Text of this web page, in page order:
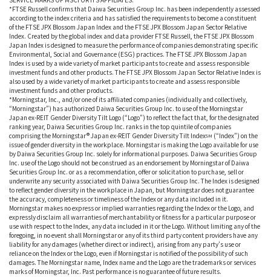
*FTSE Russell confirms that Daiwa Securities Group Inc. has been independently assessed
according to the index criteria and has satisfied the requirements to become a constituent
of the FTSE JPX Blossom Japan Index and the FTSE JPX Blossom Japan Sector Relative
Index. Created by the global index and data provider FTSE Russell, the FTSE JPX Blossom
Japan Index is designed to measure the performance of companies demonstrating specific
Environmental, Social and Governance (ESG) practices. The FTSE JPX Blossom Japan
Index is used by a wide variety of market participants to create and assess responsible
investment funds and other products. The FTSE JPX Blossom Japan Sector Relative Index is
also used by a wide variety of market participants to create and assess responsible
investment funds and other products.
*Morningstar, Inc., and/or one of its affiliated companies (individually and collectively,
“Morningstar”) has authorized Daiwa Securities Group Inc. to use of the Morningstar
Japan ex-REIT Gender Diversity Tilt Logo (“Logo”) to reflect the fact that, for the designated
ranking year, Daiwa Securities Group Inc. ranks in the top quintile of companies
comprising the Morningstar® Japan ex-REIT Gender Diversity Tilt IndexSM (“Index”) on the
issue of gender diversity in the workplace. Morningstar is making the Logo available for use
by Daiwa Securities Group Inc. solely for informational purposes. Daiwa Securities Group
Inc. use of the Logo should not be construed as an endorsement by Morningstar of Daiwa
Securities Group Inc. or as a recommendation, offer or solicitation to purchase, sell or
underwrite any security associated with Daiwa Securities Group Inc. The Index is designed
to reflect gender diversity in the workplace in Japan, but Morningstar does not guarantee
the accuracy, completeness or timeliness of the Index or any data included in it.
Morningstar makes no express or implied warranties regarding the Index or the Logo, and
expressly disclaim all warranties of merchantability or fitness for a particular purpose or
use with respect to the Index, any data included in it or the Logo. Without limiting any of the
foregoing, in no event shall Morningstar or any of its third party content providers have any
liability for any damages (whether direct or indirect), arising from any party’s use or
reliance on the Index or the Logo, even if Morningstar is notified of the possibility of such
damages. The Morningstar name, Index name and the Logo are the trademarks or services
marks of Morningstar, Inc. Past performance is no guarantee of future results.